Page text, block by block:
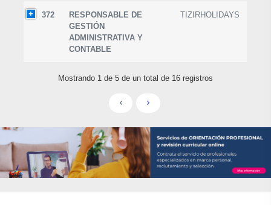
372
RESPONSABLE DE
GESTIÓN
ADMINISTRATIVA Y
CONTABLE
TIZIRHOLIDAYS
Mostrando 1 de 5 de un total de 16 registros